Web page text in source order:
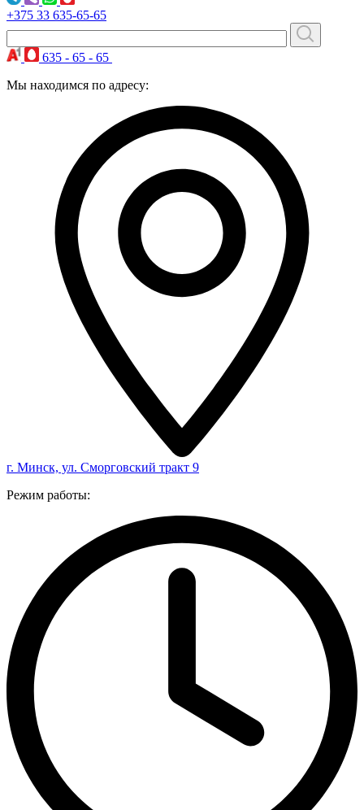
+375 33 635-65-65
635 - 65 - 65
Мы находимся по адресу:
г. Минск, ул. Сморговский тракт 9
Режим работы: